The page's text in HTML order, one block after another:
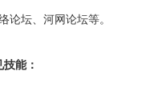
论坛、河网论坛等。
能：